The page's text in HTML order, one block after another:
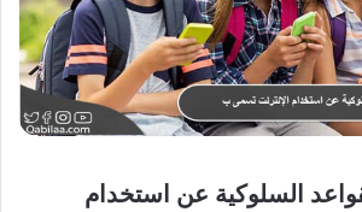
السلوكية عن استخدام